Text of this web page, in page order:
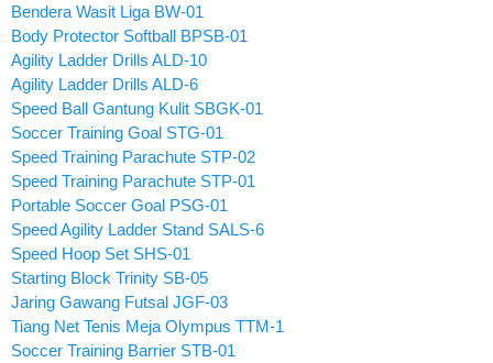
Bendera Wasit Liga BW-01
Body Protector Softball BPSB-01
Agility Ladder Drills ALD-10
Agility Ladder Drills ALD-6
Speed Ball Gantung Kulit SBGK-01
Soccer Training Goal STG-01
Speed Training Parachute STP-02
Speed Training Parachute STP-01
Portable Soccer Goal PSG-01
Speed Agility Ladder Stand SALS-6
Speed Hoop Set SHS-01
Starting Block Trinity SB-05
Jaring Gawang Futsal JGF-03
Tiang Net Tenis Meja Olympus TTM-1
Soccer Training Barrier STB-01